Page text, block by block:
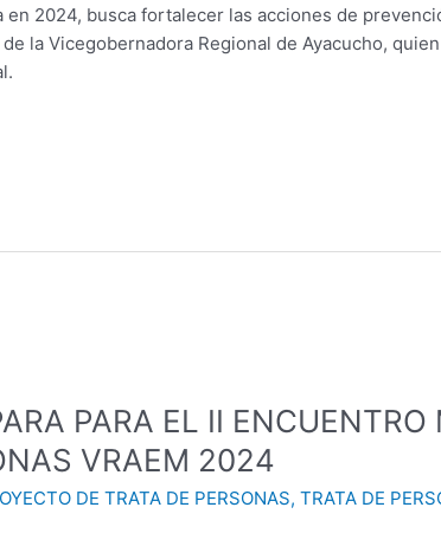
en 2024, busca fortalecer las acciones de
la Vicegobernadora Regional de Ayacucho,
PARA EL II
VRAEM 2024
DE TRATA DE PERSONAS,TRATA DE